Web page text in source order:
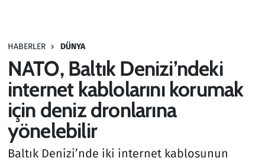
HABERLER DÜNYA
NATO, Baltık Denizi’ndeki
internet kablolarını korumak
için deniz dronlarına
yönelebilir
Baltık Denizi’nde iki internet kablosunun
Haber
Kültür Sanat
Kurumsal Haberler
Lezzet Durağı